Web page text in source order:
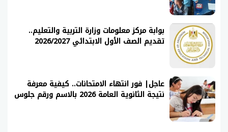
بوابة مركز معلومات وزارة التربية والتعليم..
تقديم الصف الأول الابتدائي 2026/2027
عاجل| فور انتهاء الامتحانات.. كيفية معرفة
نتيجة الثانوية العامة 2026 بالاسم ورقم جلوس